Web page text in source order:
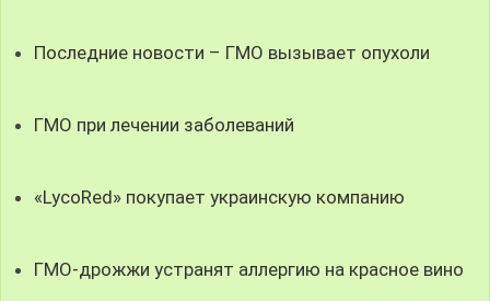
Последние новости – ГМО вызывает опухоли
ГМО при лечении заболеваний
«LycoRed» покупает украинскую компанию
ГМО-дрожжи устранят аллергию на красное вино